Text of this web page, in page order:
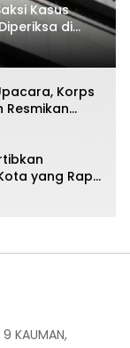
Kasus
di
Korps
Resmikan
yang Rapi
9 KAUMAN,